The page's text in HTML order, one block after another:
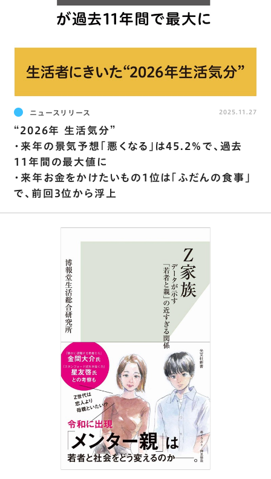
ニュースリリース
“2026年 生活気分”
・来年の景気予想｢悪くなる｣は45.2％で､過去
11年間の最大値に
・来年お金をかけたいもの1位は｢ふだんの食事｣
で､前回3位から浮上
2025.11.27